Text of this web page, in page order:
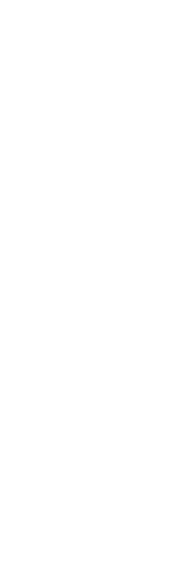
Tulayhah Tafsir
ayat
In one of his works,
al-Hasan al-Basri said:
thorn and say, 'I know
ayat
Projecting blame onto
psychological disorder
timidity and
for people to avoid
Please reflect on these
Lihat lebih